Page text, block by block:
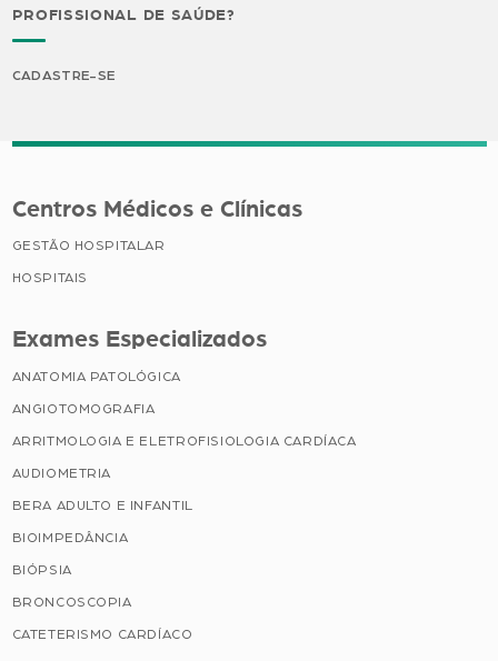
PROFISSIONAL DE SAÚDE?
CADASTRE-SE
Centros Médicos e Clínicas
GESTÃO HOSPITALAR
HOSPITAIS
Exames Especializados
ANATOMIA PATOLÓGICA
ANGIOTOMOGRAFIA
ARRITMOLOGIA E ELETROFISIOLOGIA CARDÍACA
AUDIOMETRIA
BERA ADULTO E INFANTIL
BIOIMPEDÂNCIA
BIÓPSIA
BRONCOSCOPIA
CATETERISMO CARDÍACO